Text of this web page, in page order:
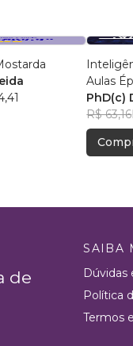
Aulas
PhD(c)
R$ 63,16
de
SAIBA
Dúvidas
Política
Termos